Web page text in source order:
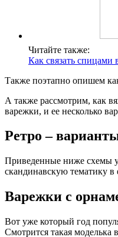
Читайте также:
Как связать спицами
Также поэтапно опишем
А также рассмотрим, как
варежки, и ее несколько
Ретро –
Приведенные ниже схемы
скандинавскую тематику
Варежки с
Вот уже который год
Смотрится такая моделька